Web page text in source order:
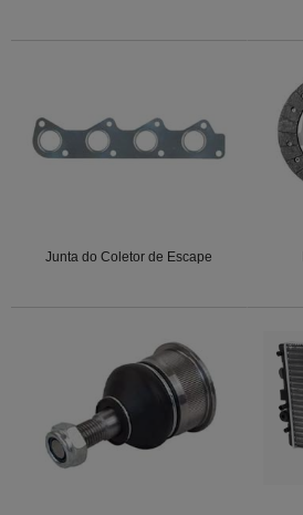
Junta do Coletor de Escape